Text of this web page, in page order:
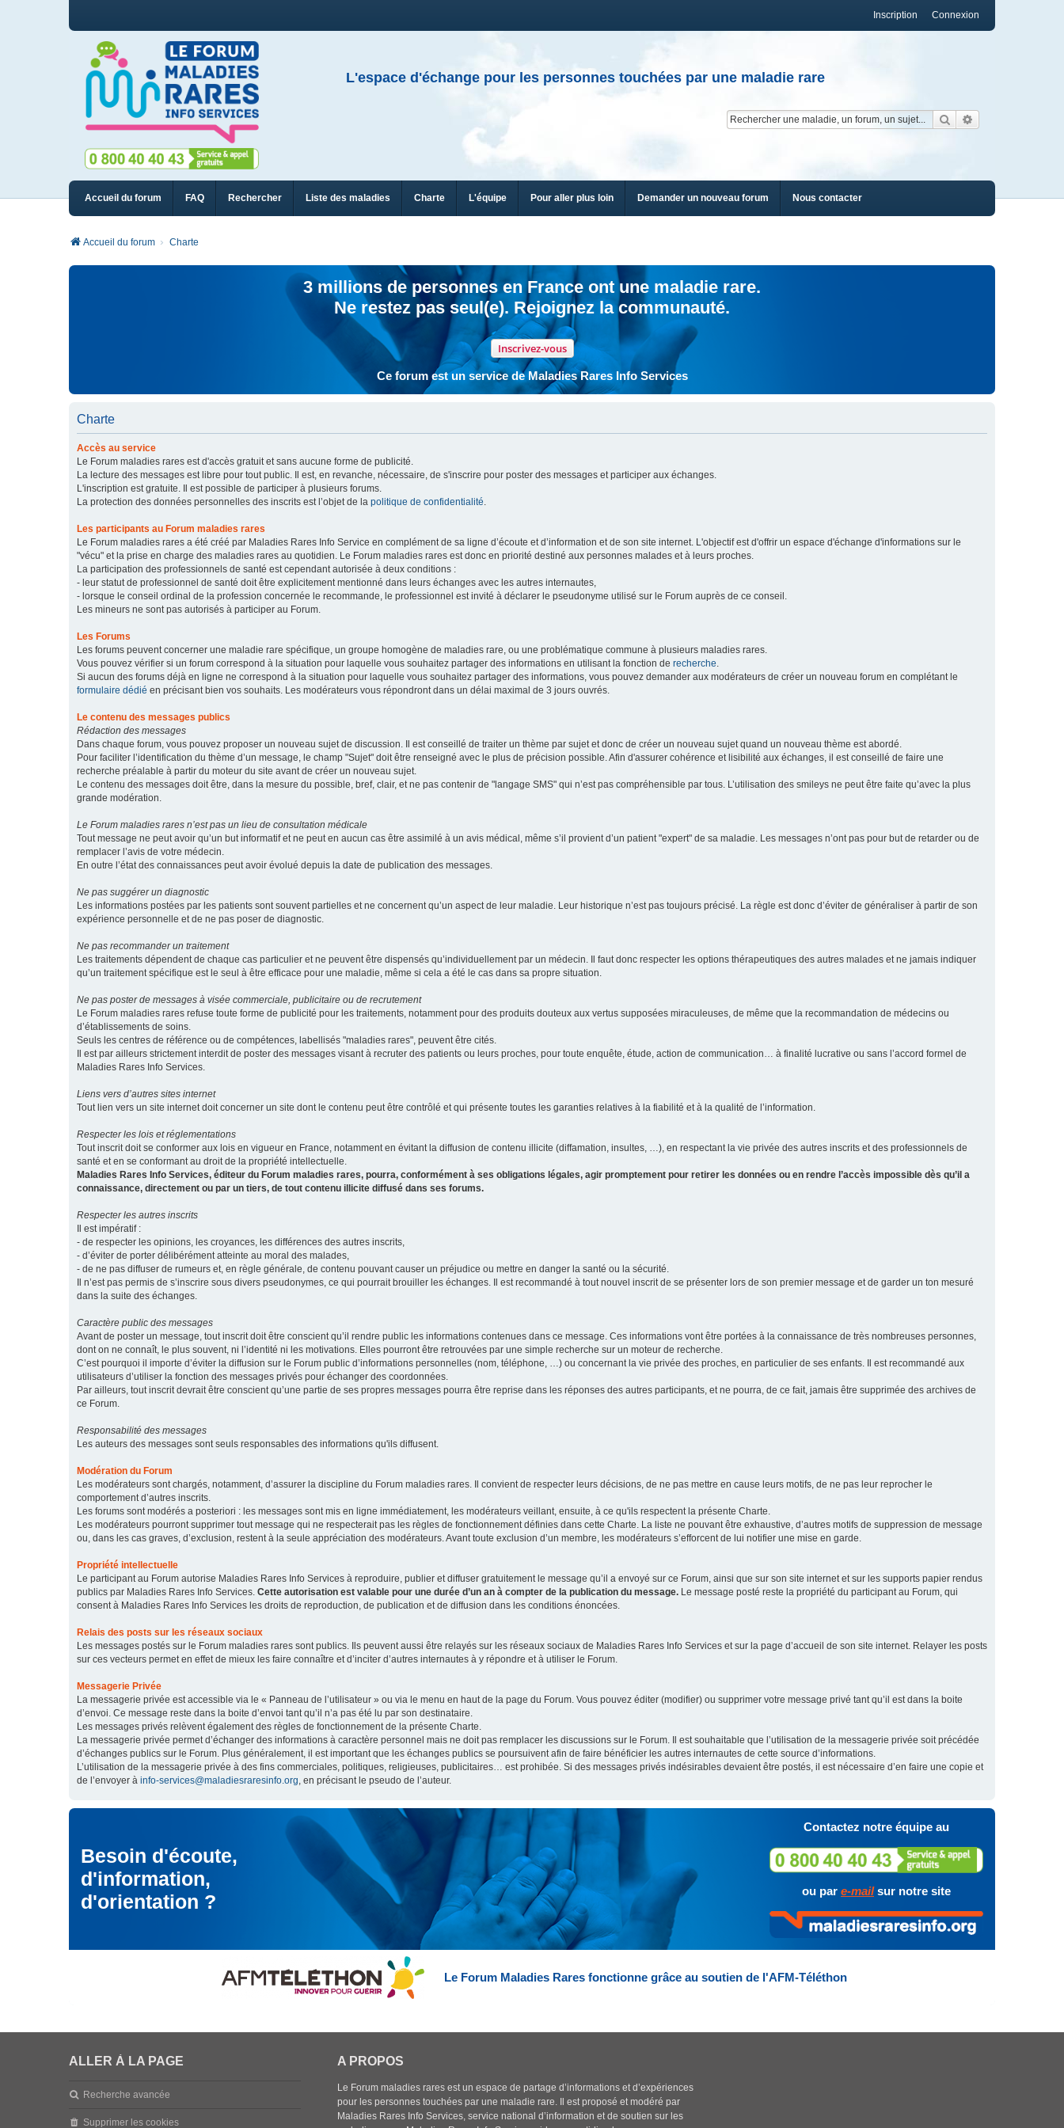
Connexion
Inscription
L'espace d'échange pour les personnes touchées par une maladie rare
Rechercher
Accueil du forum FAQ Rechercher Liste des maladies Charte L'équipe Pour aller plus loin Demander un nouveau forum Nous contacter
Accueil du forum Charte
3 millions de personnes en France ont une maladie rare.
Ne restez pas seul(e). Rejoignez la communauté.
Inscrivez-vous
Ce forum est un service de Maladies Rares Info Services
Charte
Accès au service
Le Forum maladies rares est d'accès gratuit et sans aucune forme de publicité.
La lecture des messages est libre pour tout public. Il est, en revanche, nécessaire, de s'inscrire pour poster des messages et participer aux échanges.
L'inscription est gratuite. Il est possible de participer à plusieurs forums.
La protection des données personnelles des inscrits est l’objet de la politique de confidentialité.
Les participants au Forum maladies rares
Le Forum maladies rares a été créé par Maladies Rares Info Service en complément de sa ligne d’écoute et d’information et de son site internet. L'objectif est d'offrir un espace d'échange d'informations sur le
"vécu" et la prise en charge des maladies rares au quotidien. Le Forum maladies rares est donc en priorité destiné aux personnes malades et à leurs proches.
La participation des professionnels de santé est cependant autorisée à deux conditions :
- leur statut de professionnel de santé doit être explicitement mentionné dans leurs échanges avec les autres internautes,
- lorsque le conseil ordinal de la profession concernée le recommande, le professionnel est invité à déclarer le pseudonyme utilisé sur le Forum auprès de ce conseil.
Les mineurs ne sont pas autorisés à participer au Forum.
Les Forums
Les forums peuvent concerner une maladie rare spécifique, un groupe homogène de maladies rare, ou une problématique commune à plusieurs maladies rares.
Vous pouvez vérifier si un forum correspond à la situation pour laquelle vous souhaitez partager des informations en utilisant la fonction de recherche.
Si aucun des forums déjà en ligne ne correspond à la situation pour laquelle vous souhaitez partager des informations, vous pouvez demander aux modérateurs de créer un nouveau forum en complétant le
formulaire dédié en précisant bien vos souhaits. Les modérateurs vous répondront dans un délai maximal de 3 jours ouvrés.
Le contenu des messages publics
Rédaction des messages
Dans chaque forum, vous pouvez proposer un nouveau sujet de discussion. Il est conseillé de traiter un thème par sujet et donc de créer un nouveau sujet quand un nouveau thème est abordé.
Pour faciliter l’identification du thème d’un message, le champ "Sujet" doit être renseigné avec le plus de précision possible. Afin d'assurer cohérence et lisibilité aux échanges, il est conseillé de faire une
recherche préalable à partir du moteur du site avant de créer un nouveau sujet.
Le contenu des messages doit être, dans la mesure du possible, bref, clair, et ne pas contenir de "langage SMS" qui n’est pas compréhensible par tous. L’utilisation des smileys ne peut être faite qu’avec la plus
grande modération.
Le Forum maladies rares n’est pas un lieu de consultation médicale
Tout message ne peut avoir qu’un but informatif et ne peut en aucun cas être assimilé à un avis médical, même s’il provient d’un patient "expert" de sa maladie. Les messages n’ont pas pour but de retarder ou de
remplacer l’avis de votre médecin.
En outre l’état des connaissances peut avoir évolué depuis la date de publication des messages.
Ne pas suggérer un diagnostic
Les informations postées par les patients sont souvent partielles et ne concernent qu’un aspect de leur maladie. Leur historique n’est pas toujours précisé. La règle est donc d’éviter de généraliser à partir de son
expérience personnelle et de ne pas poser de diagnostic.
Ne pas recommander un traitement
Les traitements dépendent de chaque cas particulier et ne peuvent être dispensés qu’individuellement par un médecin. Il faut donc respecter les options thérapeutiques des autres malades et ne jamais indiquer
qu’un traitement spécifique est le seul à être efficace pour une maladie, même si cela a été le cas dans sa propre situation.
Ne pas poster de messages à visée commerciale, publicitaire ou de recrutement
Le Forum maladies rares refuse toute forme de publicité pour les traitements, notamment pour des produits douteux aux vertus supposées miraculeuses, de même que la recommandation de médecins ou
d’établissements de soins.
Seuls les centres de référence ou de compétences, labellisés "maladies rares", peuvent être cités.
Il est par ailleurs strictement interdit de poster des messages visant à recruter des patients ou leurs proches, pour toute enquête, étude, action de communication… à finalité lucrative ou sans l’accord formel de
Maladies Rares Info Services.
Liens vers d’autres sites internet
Tout lien vers un site internet doit concerner un site dont le contenu peut être contrôlé et qui présente toutes les garanties relatives à la fiabilité et à la qualité de l’information.
Respecter les lois et réglementations
Tout inscrit doit se conformer aux lois en vigueur en France, notamment en évitant la diffusion de contenu illicite (diffamation, insultes, …), en respectant la vie privée des autres inscrits et des professionnels de
santé et en se conformant au droit de la propriété intellectuelle.
Maladies Rares Info Services, éditeur du Forum maladies rares, pourra, conformément à ses obligations légales, agir promptement pour retirer les données ou en rendre l’accès impossible dès qu’il a
connaissance, directement ou par un tiers, de tout contenu illicite diffusé dans ses forums.
Respecter les autres inscrits
Il est impératif :
- de respecter les opinions, les croyances, les différences des autres inscrits,
- d’éviter de porter délibérément atteinte au moral des malades,
- de ne pas diffuser de rumeurs et, en règle générale, de contenu pouvant causer un préjudice ou mettre en danger la santé ou la sécurité.
Il n’est pas permis de s’inscrire sous divers pseudonymes, ce qui pourrait brouiller les échanges. Il est recommandé à tout nouvel inscrit de se présenter lors de son premier message et de garder un ton mesuré
dans la suite des échanges.
Caractère public des messages
Avant de poster un message, tout inscrit doit être conscient qu’il rendre public les informations contenues dans ce message. Ces informations vont être portées à la connaissance de très nombreuses personnes,
dont on ne connaît, le plus souvent, ni l’identité ni les motivations. Elles pourront être retrouvées par une simple recherche sur un moteur de recherche.
C’est pourquoi il importe d’éviter la diffusion sur le Forum public d’informations personnelles (nom, téléphone, …) ou concernant la vie privée des proches, en particulier de ses enfants. Il est recommandé aux
utilisateurs d’utiliser la fonction des messages privés pour échanger des coordonnées.
Par ailleurs, tout inscrit devrait être conscient qu’une partie de ses propres messages pourra être reprise dans les réponses des autres participants, et ne pourra, de ce fait, jamais être supprimée des archives de
ce Forum.
Responsabilité des messages
Les auteurs des messages sont seuls responsables des informations qu'ils diffusent.
Modération du Forum
Les modérateurs sont chargés, notamment, d’assurer la discipline du Forum maladies rares. Il convient de respecter leurs décisions, de ne pas mettre en cause leurs motifs, de ne pas leur reprocher le
comportement d’autres inscrits.
Les forums sont modérés a posteriori : les messages sont mis en ligne immédiatement, les modérateurs veillant, ensuite, à ce qu'ils respectent la présente Charte.
Les modérateurs pourront supprimer tout message qui ne respecterait pas les règles de fonctionnement définies dans cette Charte. La liste ne pouvant être exhaustive, d’autres motifs de suppression de message
ou, dans les cas graves, d’exclusion, restent à la seule appréciation des modérateurs. Avant toute exclusion d’un membre, les modérateurs s’efforcent de lui notifier une mise en garde.
Propriété intellectuelle
Le participant au Forum autorise Maladies Rares Info Services à reproduire, publier et diffuser gratuitement le message qu’il a envoyé sur ce Forum, ainsi que sur son site internet et sur les supports papier rendus
publics par Maladies Rares Info Services. Cette autorisation est valable pour une durée d’un an à compter de la publication du message. Le message posté reste la propriété du participant au Forum, qui
consent à Maladies Rares Info Services les droits de reproduction, de publication et de diffusion dans les conditions énoncées.
Relais des posts sur les réseaux sociaux
Les messages postés sur le Forum maladies rares sont publics. Ils peuvent aussi être relayés sur les réseaux sociaux de Maladies Rares Info Services et sur la page d’accueil de son site internet. Relayer les posts
sur ces vecteurs permet en effet de mieux les faire connaître et d’inciter d’autres internautes à y répondre et à utiliser le Forum.
Messagerie Privée
La messagerie privée est accessible via le « Panneau de l’utilisateur » ou via le menu en haut de la page du Forum. Vous pouvez éditer (modifier) ou supprimer votre message privé tant qu’il est dans la boite
d’envoi. Ce message reste dans la boite d’envoi tant qu’il n’a pas été lu par son destinataire.
Les messages privés relèvent également des règles de fonctionnement de la présente Charte.
La messagerie privée permet d’échanger des informations à caractère personnel mais ne doit pas remplacer les discussions sur le Forum. Il est souhaitable que l’utilisation de la messagerie privée soit précédée
d’échanges publics sur le Forum. Plus généralement, il est important que les échanges publics se poursuivent afin de faire bénéficier les autres internautes de cette source d’informations.
L’utilisation de la messagerie privée à des fins commerciales, politiques, religieuses, publicitaires… est prohibée. Si des messages privés indésirables devaient être postés, il est nécessaire d’en faire une copie et
de l’envoyer à info-services@maladiesraresinfo.org, en précisant le pseudo de l’auteur.
Besoin d'écoute,
d'information,
d'orientation ?
Contactez notre équipe au
ou par e-mailsur notre site
Le Forum Maladies Rares fonctionne grâce au soutien de l'AFM-Téléthon
ALLER À LA PAGE
Recherche avancée
Supprimer les cookies
A PROPOS
Le Forum maladies rares est un espace de partage d’informations et d’expériences
pour les personnes touchées par une maladie rare. Il est proposé et modéré par
Maladies Rares Info Services, service national d’information et de soutien sur les